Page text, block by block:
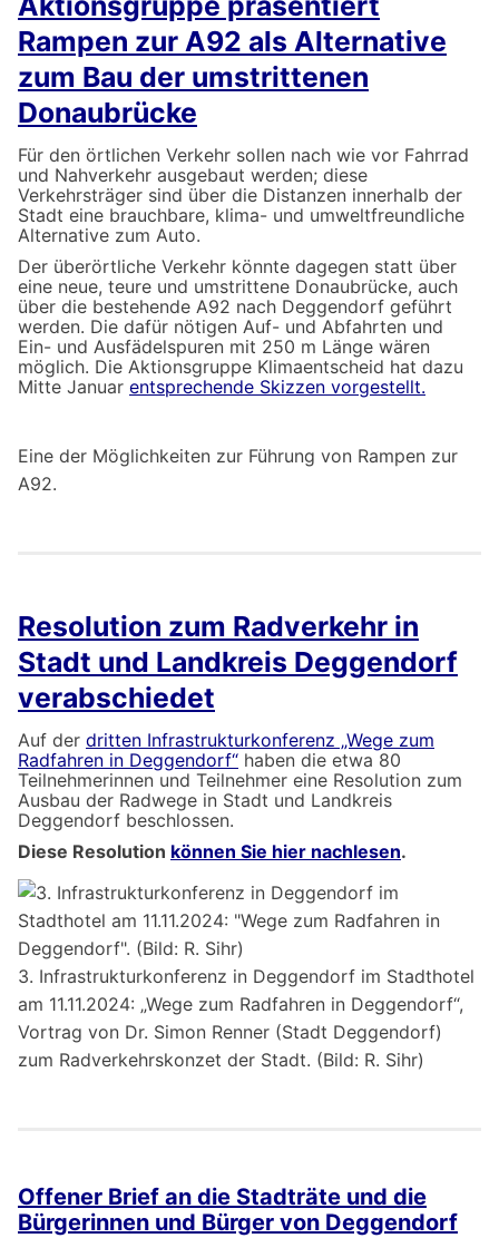
Rampen zur A92 als Alternative
zum Bau der umstrittenen
Donaubrücke
Für den örtlichen Verkehr sollen nach wie vor Fahrrad
und Nahverkehr ausgebaut werden; diese
Verkehrsträger sind über die Distanzen innerhalb der
Stadt eine brauchbare, klima- und umweltfreundliche
Alternative zum Auto.
Der überörtliche Verkehr könnte dagegen statt über
eine neue, teure und umstrittene Donaubrücke, auch
über die bestehende A92 nach Deggendorf geführt
werden. Die dafür nötigen Auf- und Abfahrten und
Ein- und Ausfädelspuren mit 250 m Länge wären
möglich. Die Aktionsgruppe Klimaentscheid hat dazu
Mitte Januar entsprechende Skizzen vorgestellt.
Eine der Möglichkeiten zur Führung von Rampen zur
A92.
Resolution zum Radverkehr in
Stadt und Landkreis Deggendorf
verabschiedet
Auf der dritten Infrastrukturkonferenz „Wege zum
Radfahren in Deggendorf“ haben die etwa 80
Teilnehmerinnen und Teilnehmer eine Resolution zum
Ausbau der Radwege in Stadt und Landkreis
Deggendorf beschlossen.
Diese Resolution können Sie hier nachlesen.
3. Infrastrukturkonferenz in Deggendorf im Stadthotel
am 11.11.2024: „Wege zum Radfahren in Deggendorf“,
Vortrag von Dr. Simon Renner (Stadt Deggendorf)
zum Radverkehrskonzet der Stadt. (Bild: R. Sihr)
Offener Brief an die Stadträte und die
Bürgerinnen und Bürger von Deggendorf